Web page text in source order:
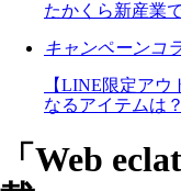
たかくら新産業
キャンペーンコ
【LINE限定ア
なるアイテムは？
「Web